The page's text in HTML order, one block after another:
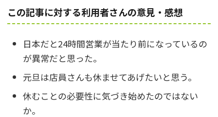
この記事に対する利用者さんの意見・感想
日本だと24時間営業が当たり前になっているの
が異常だと思った。
元旦は店員さんも休ませてあげたいと思う。
休むことの必要性に気づき始めたのではない
か。